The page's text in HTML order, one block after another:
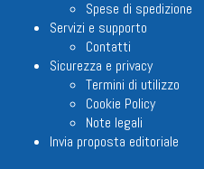
Spese di spedizione
Servizi e supporto
Contatti
Sicurezza e privacy
Termini di utilizzo
Cookie Policy
Note legali
Invia proposta editoriale